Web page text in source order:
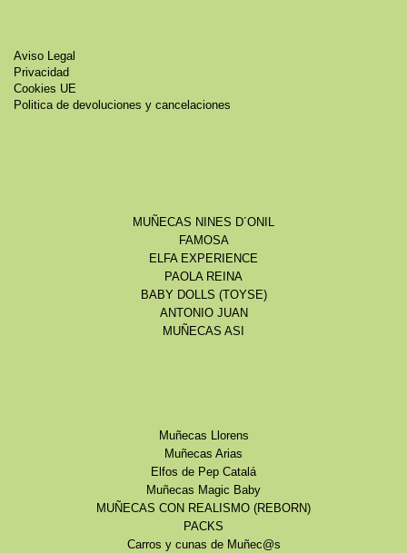
Aviso Legal
Privacidad
Cookies UE
Politica de devoluciones y cancelaciones
MUÑECAS NINES D´ONIL
FAMOSA
ELFA EXPERIENCE
PAOLA REINA
BABY DOLLS (TOYSE)
ANTONIO JUAN
MUÑECAS ASI
Muñecas Llorens
Muñecas Arias
Elfos de Pep Catalá
Muñecas Magic Baby
MUÑECAS CON REALISMO (REBORN)
PACKS
Carros y cunas de Muñec@s